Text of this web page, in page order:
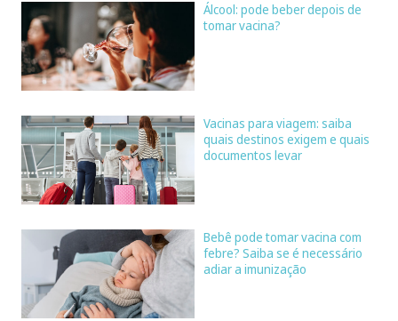
Álcool: pode beber depois de
tomar vacina?
Vacinas para viagem: saiba
quais destinos exigem e quais
documentos levar
Bebê pode tomar vacina com
febre? Saiba se é necessário
adiar a imunização